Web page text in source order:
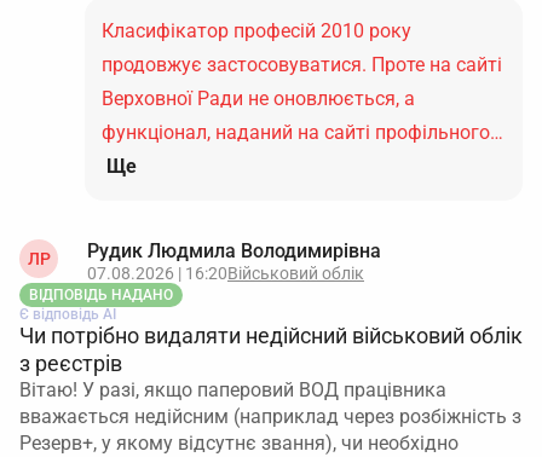
Класифікатор професій 2010 року
продовжує застосовуватися. Проте на сайті
Верховної Ради не оновлюється, а
функціонал, наданий на сайті профільного…
Ще
ЛР Рудик Людмила Володимирівна
07.08.2026 | 16:20Військовий облік
ВІДПОВІДЬ НАДАНО
Є відповідь АІ
Чи потрібно видаляти недійсний військовий облік
з реєстрів
Вітаю! У разі, якщо паперовий ВОД працівника
вважається недійсним (наприклад через розбіжність з
Резерв+, у якому відсутнє звання), чи необхідно